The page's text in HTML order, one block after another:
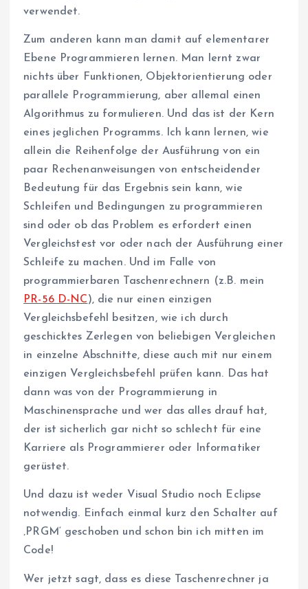
verwendet.
Zum anderen kann man damit auf elementarer
Ebene Programmieren lernen. Man lernt zwar
nichts über Funktionen, Objektorientierung oder
parallele Programmierung, aber allemal einen
Algorithmus zu formulieren. Und das ist der Kern
eines jeglichen Programms. Ich kann lernen, wie
allein die Reihenfolge der Ausführung von ein
paar Rechenanweisungen von entscheidender
Bedeutung für das Ergebnis sein kann, wie
Schleifen und Bedingungen zu programmieren
sind oder ob das Problem es erfordert einen
Vergleichstest vor oder nach der Ausführung einer
Schleife zu machen. Und im Falle von
programmierbaren Taschenrechnern (z.B. mein
PR-56 D-NC), die nur einen einzigen
Vergleichsbefehl besitzen, wie ich durch
geschicktes Zerlegen von beliebigen Vergleichen
in einzelne Abschnitte, diese auch mit nur einem
einzigen Vergleichsbefehl prüfen kann. Das hat
dann was von der Programmierung in
Maschinensprache und wer das alles drauf hat,
der ist sicherlich gar nicht so schlecht für eine
Karriere als Programmierer oder Informatiker
gerüstet.
Und dazu ist weder Visual Studio noch Eclipse
notwendig. Einfach einmal kurz den Schalter auf
‚PRGM‘ geschoben und schon bin ich mitten im
Code!
Wer jetzt sagt, dass es diese Taschenrechner ja